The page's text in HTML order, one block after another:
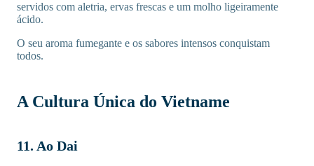
servidos com aletria, ervas frescas e um molho ligeiramente
ácido.
O seu aroma fumegante e os sabores intensos conquistam
todos.
A Cultura Única do Vietname
11. Ao Dai